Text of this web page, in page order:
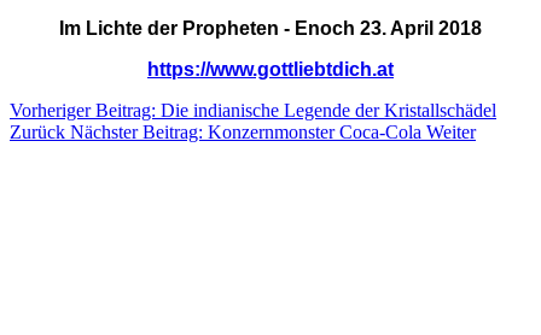
Im Lichte der Propheten - Enoch 23. April 2018
https://www.gottliebtdich.at
Vorheriger Beitrag: Die indianische Legende der Kristallschädel
Zurück Nächster Beitrag: Konzernmonster Coca-Cola Weiter